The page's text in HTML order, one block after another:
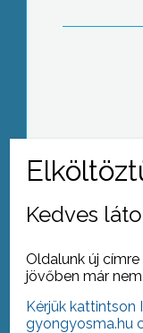
Három
adott
Kedves
Oldalunk új
jövőben már
Kérjük kattintson
gyongyosma.hu